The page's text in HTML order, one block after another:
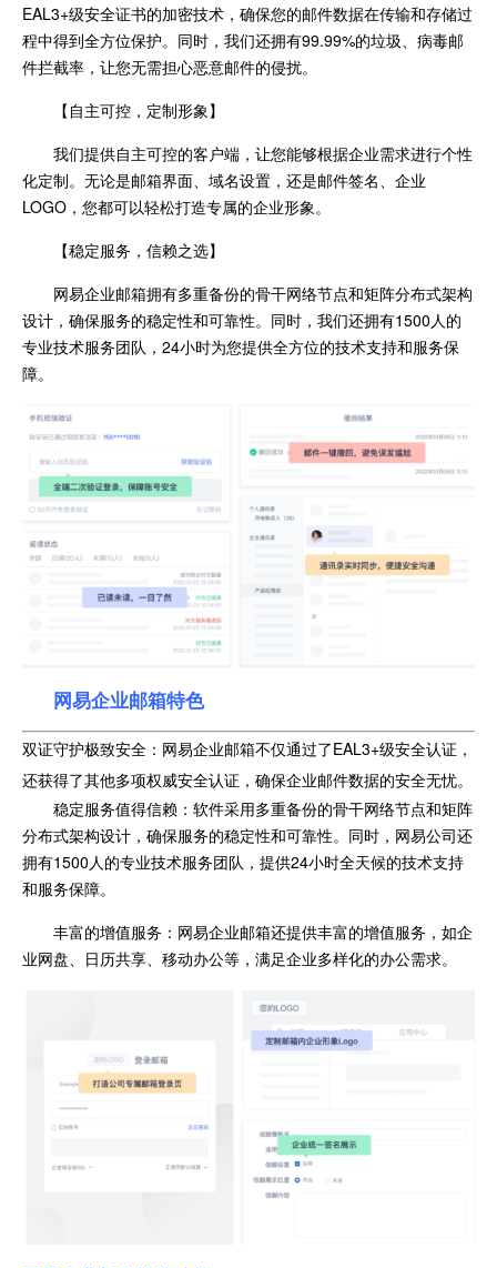
EAL3+级安全证书的加密技术，确保您的邮件数据在传输和存储过
程中得到全方位保护。同时，我们还拥有99.99%的垃圾、病毒邮
件拦截率，让您无需担心恶意邮件的侵扰。
【自主可控，定制形象】
我们提供自主可控的客户端，让您能够根据企业需求进行个性
化定制。无论是邮箱界面、域名设置，还是邮件签名、企业
LOGO，您都可以轻松打造专属的企业形象。
【稳定服务，信赖之选】
网易企业邮箱拥有多重备份的骨干网络节点和矩阵分布式架构
设计，确保服务的稳定性和可靠性。同时，我们还拥有1500人的
专业技术服务团队，24小时为您提供全方位的技术支持和服务保
障。
网易企业邮箱特色
双证守护极致安全：网易企业邮箱不仅通过了EAL3+级安全认证，
还获得了其他多项权威安全认证，确保企业邮件数据的安全无忧。
稳定服务值得信赖：软件采用多重备份的骨干网络节点和矩阵
分布式架构设计，确保服务的稳定性和可靠性。同时，网易公司还
拥有1500人的专业技术服务团队，提供24小时全天候的技术支持
和服务保障。
丰富的增值服务：网易企业邮箱还提供丰富的增值服务，如企
业网盘、日历共享、移动办公等，满足企业多样化的办公需求。